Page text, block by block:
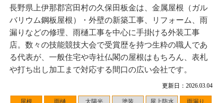
更新日：2026.03.04
屋根
雨樋 太陽光
塗装
屋上防水 雨漏り
長野県上伊那郡宮田村の久保田板金は、金属屋根（ガル
バリウム鋼板屋根）・外壁の新築工事、リフォーム、雨
漏りなどの修理、雨樋工事を中心に手掛ける外装工事
店。数々の技能競技大会で受賞歴を持つ生粋の職人であ
る代表が、一般住宅や寺社仏閣の屋根はもちろん、表札
や打ち出し加工まで対応する間口の広い会社です。